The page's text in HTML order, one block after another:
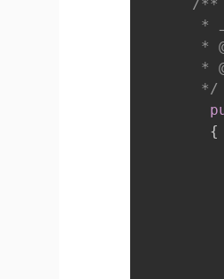
/**
*
*
*
       */
{